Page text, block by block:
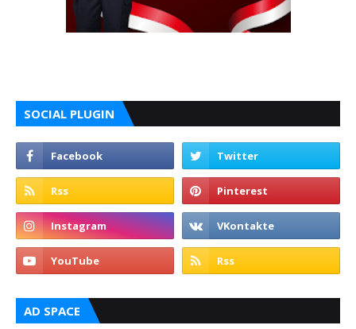
SOCIAL PLUGIN
AD SPACE